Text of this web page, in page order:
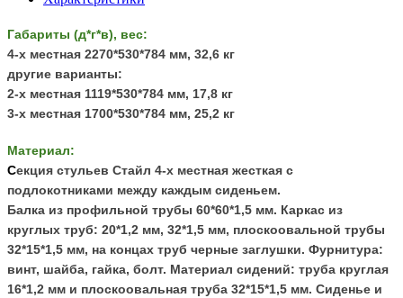
Габариты (д*г*в), вес:
4-х местная 2270*530*784 мм, 32,6 кг
другие варианты:
2-х местная 1119*530*784 мм, 17,8 кг
3-х местная 1700*530*784 мм, 25,2 кг
Материал:
Секция стульев Стайл 4-х местная жесткая с
подлокотниками между каждым сиденьем.
Балка из профильной трубы 60*60*1,5 мм. Каркас из
круглых труб: 20*1,2 мм, 32*1,5 мм, плоскоовальной трубы
32*15*1,5 мм, на концах труб черные заглушки. Фурнитура:
винт, шайба, гайка, болт. Материал сидений: труба круглая
16*1,2 мм и плоскоовальная труба 32*15*1,5 мм. Сиденье и